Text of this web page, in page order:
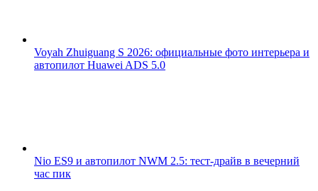
Voyah Zhuiguang S 2026: официальные фото интерьера и
автопилот Huawei ADS 5.0
Nio ES9 и автопилот NWM 2.5: тест-драйв в вечерний
час пик